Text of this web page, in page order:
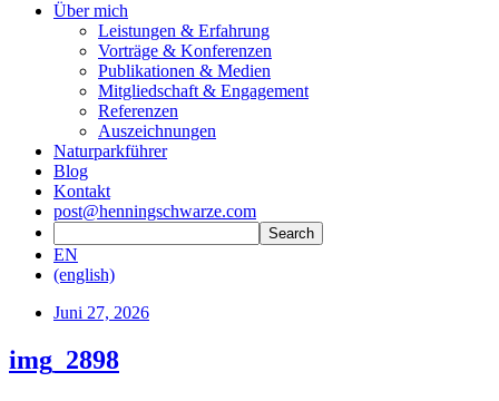
Über mich
Leistungen & Erfahrung
Vorträge & Konferenzen
Publikationen & Medien
Mitgliedschaft & Engagement
Referenzen
Auszeichnungen
Naturparkführer
Blog
Kontakt
post@henningschwarze.com
EN
(english)
Juni 27, 2026
img_2898